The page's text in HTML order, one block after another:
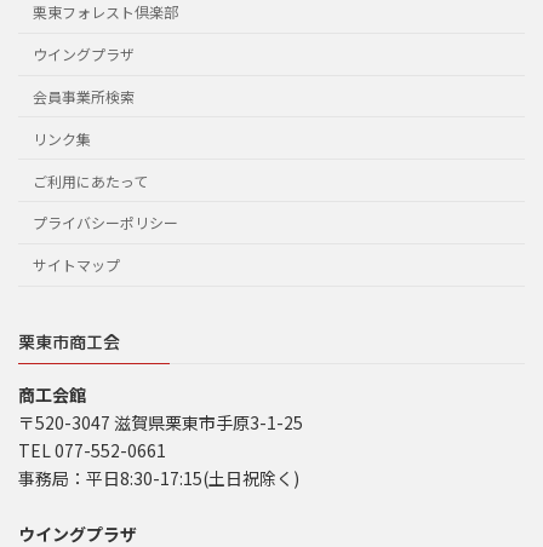
栗東フォレスト倶楽部
ウイングプラザ
会員事業所検索
リンク集
ご利用にあたって
プライバシーポリシー
サイトマップ
栗東市商工会
商工会館
〒520-3047 滋賀県栗東市手原3-1-25
TEL 077-552-0661
事務局：平日8:30-17:15(土日祝除く)
ウイングプラザ